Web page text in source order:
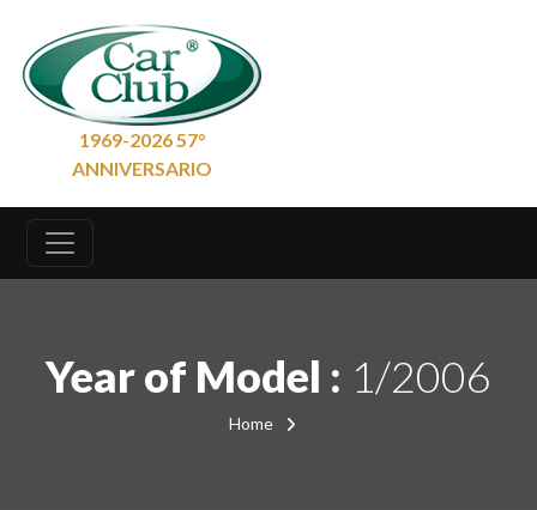
1969-2026 57°
ANNIVERSARIO
Year of Model : 1/2006
Home